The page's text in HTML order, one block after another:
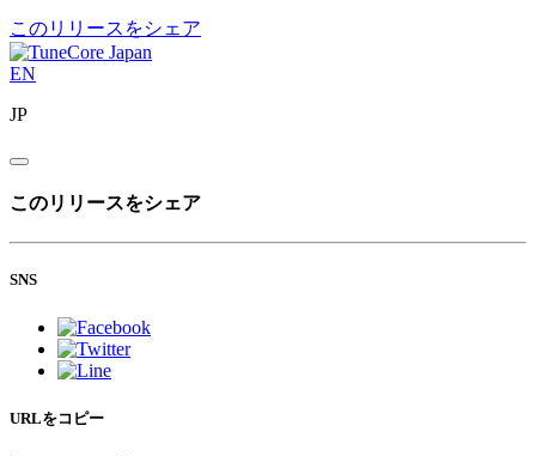
このリリースをシェア
EN
JP
このリリースをシェア
SNS
URLをコピー